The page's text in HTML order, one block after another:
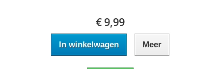
€ 9,99
In winkelwagen Meer